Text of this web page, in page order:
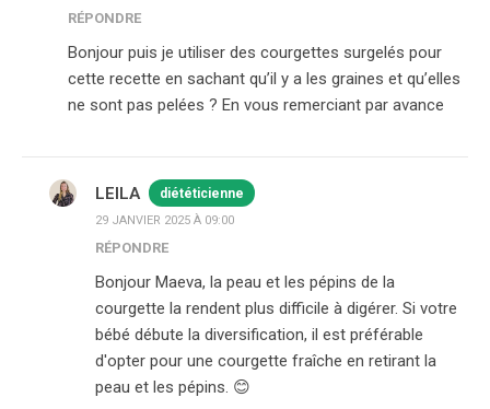
RÉPONDRE
Bonjour puis je utiliser des courgettes surgelés pour
cette recette en sachant qu’il y a les graines et qu’elles
ne sont pas pelées ? En vous remerciant par avance
LEILA diététicienne
29 JANVIER 2025 À 09:00
RÉPONDRE
Bonjour Maeva, la peau et les pépins de la
courgette la rendent plus difficile à digérer. Si votre
bébé débute la diversification, il est préférable
d'opter pour une courgette fraîche en retirant la
peau et les pépins. 😊